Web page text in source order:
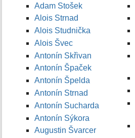
Adam Stošek
Alois Strnad
Alois Studnička
Alois Švec
Antonín Skřivan
Antonín Špaček
Antonín Špelda
Antonín Strnad
Antonín Sucharda
Antonín Sýkora
Augustin Švarcer